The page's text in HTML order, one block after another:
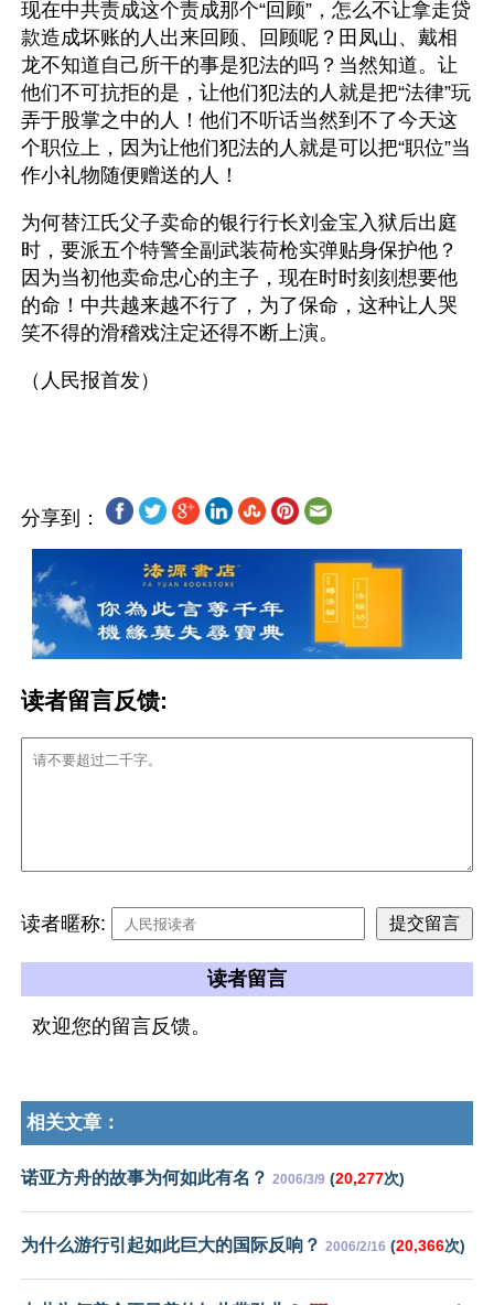
现在中共责成这个责成那个“回顾”，怎么不让拿走贷
款造成坏账的人出来回顾、回顾呢？田凤山、戴相
龙不知道自己所干的事是犯法的吗？当然知道。让
他们不可抗拒的是，让他们犯法的人就是把“法律”玩
弄于股掌之中的人！他们不听话当然到不了今天这
个职位上，因为让他们犯法的人就是可以把“职位”当
作小礼物随便赠送的人！
为何替江氏父子卖命的银行行长刘金宝入狱后出庭
时，要派五个特警全副武装荷枪实弹贴身保护他？
因为当初他卖命忠心的主子，现在时时刻刻想要他
的命！中共越来越不行了，为了保命，这种让人哭
笑不得的滑稽戏注定还得不断上演。
（人民报首发）
分享到：
读者留言反馈:
读者暱称:
读者留言
欢迎您的留言反馈。
相关文章：
诺亚方舟的故事为何如此有名？ 2006/3/9 (20,277次)
为什么游行引起如此巨大的国际反响？ 2006/2/16 (20,366次)